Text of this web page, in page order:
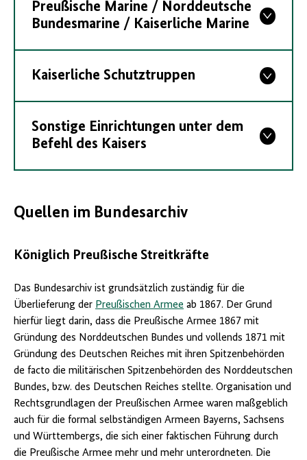
Preußische Marine / Norddeutsche
Bundesmarine / Kaiserliche Marine
Kaiserliche Schutztruppen
Sonstige Einrichtungen unter dem
Befehl des Kaisers
Quellen im Bundesarchiv
Königlich Preußische Streitkräfte
Das Bundesarchiv ist grundsätzlich zuständig für die
Überlieferung der Preußischen Armee ab 1867. Der Grund
hierfür liegt darin, dass die Preußische Armee 1867 mit
Gründung des Norddeutschen Bundes und vollends 1871 mit
Gründung des Deutschen Reiches mit ihren Spitzenbehörden
de facto die militärischen Spitzenbehörden des Norddeutschen
Bundes, bzw. des Deutschen Reiches stellte. Organisation und
Rechtsgrundlagen der Preußischen Armee waren maßgeblich
auch für die formal selbständigen Armeen Bayerns, Sachsens
und Württembergs, die sich einer faktischen Führung durch
die Preußische Armee mehr und mehr unterordneten. Die